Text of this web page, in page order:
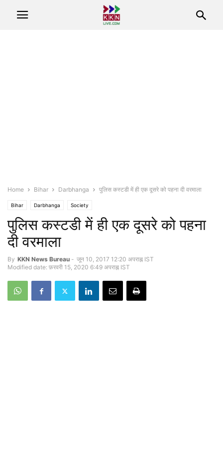
Home Bihar Darbhanga पुलिस कस्टडी में ही एक दूसरे को पहना दी वरमाला
Bihar Darbhanga Society
पुलिस कस्टडी में ही एक दूसरे को पहना
दी वरमाला
By KKN News Bureau - जून 10, 2017 12:20 अपराह्न IST
Modified date: फ़रवरी 15, 2020 6:49 अपराह्न IST